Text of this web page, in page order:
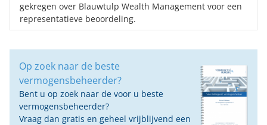
gekregen over Blauwtulp Wealth Management voor een
representatieve beoordeling.
Op zoek naar de beste
vermogensbeheerder?
Bent u op zoek naar de voor u beste
vermogensbeheerder?
Vraag dan gratis en geheel vrijblijvend een